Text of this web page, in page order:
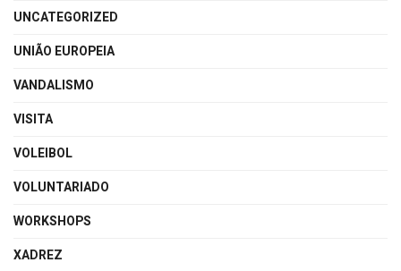
UNCATEGORIZED
UNIÃO EUROPEIA
VANDALISMO
VISITA
VOLEIBOL
VOLUNTARIADO
WORKSHOPS
XADREZ